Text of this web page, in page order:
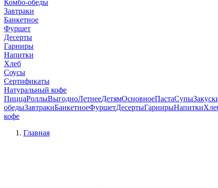
Комбо-обеды
Завтраки
Банкетное
Фуршет
Десерты
Гарниры
Напитки
Хлеб
Соусы
Сертификаты
Натуральный кофе
ПиццаРоллыВыгодноЛетнееДетямОсновноеПастаСупы
обедыЗавтракиБанкетноеФуршетДесертыГарнирыНапитки
кофе
Главная